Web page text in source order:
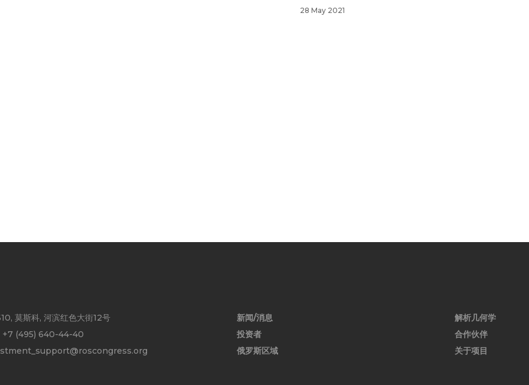
28 May 2021
莫斯科, 河滨红色大街12号
+7 (495) 640-44-40
新闻/消息
投资者
俄罗斯区域
解析几何学
合作伙伴
关于项目